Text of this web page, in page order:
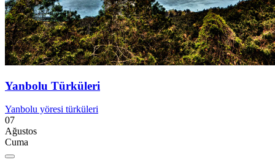
Yanbolu Türküleri
Yanbolu yöresi türküleri
07
Ağustos
Cuma